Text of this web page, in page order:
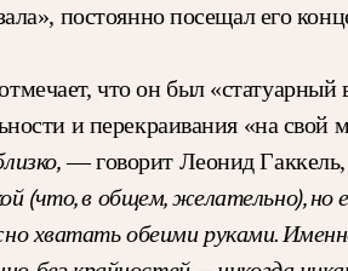
постоянно посещал его
что он был
и перекраивания «на свой
— говорит Леонид
(что, в общем, желательно),
хватать обеими руками.